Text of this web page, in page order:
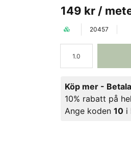
149 kr /
20457
Köp mer -
10% rabatt på
Ange koden10 i